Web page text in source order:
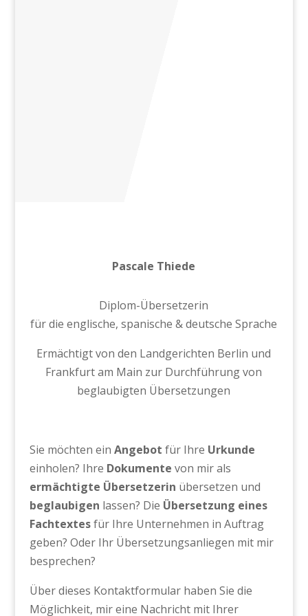
Pascale Thiede
Diplom-Übersetzerin
für die englische, spanische & deutsche Sprache
Ermächtigt von den Landgerichten Berlin und
Frankfurt am Main zur Durchführung von
beglaubigten Übersetzungen
Sie möchten ein Angebot für Ihre Urkunde
einholen? Ihre Dokumente von mir als
ermächtigte Übersetzerin übersetzen und
beglaubigen lassen? Die Übersetzung eines
Fachtextesfür Ihre Unternehmen in Auftrag
geben? Oder Ihr Übersetzungsanliegen mit mir
besprechen?
Über dieses Kontaktformular haben Sie die
Möglichkeit, mir eine Nachricht mit Ihrer